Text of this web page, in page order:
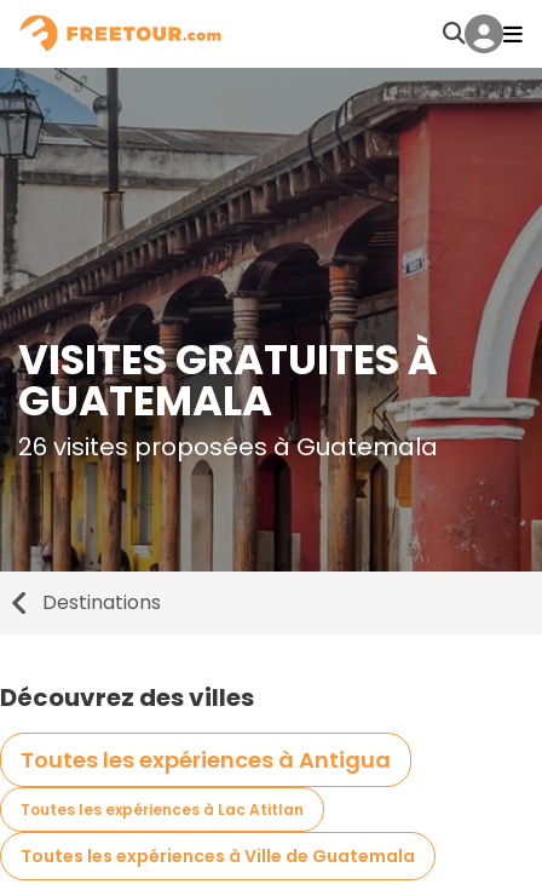
VISITES GRATUITES À
GUATEMALA
26 visites proposées à Guatemala
Destinations
Découvrez des villes
Toutes les expériences à Antigua
Toutes les expériences à Lac Atitlan
Toutes les expériences à Ville de Guatemala